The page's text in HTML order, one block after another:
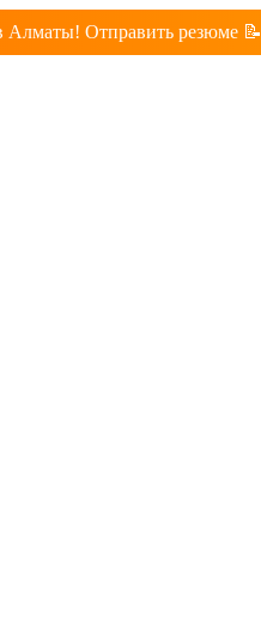
Алматы! Отправить резюме 📝